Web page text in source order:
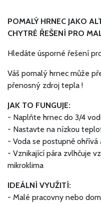
POMALÝ HRNEC JAKO
CHYTRÉ ŘEŠENÍ PRO
Hledáte úsporné řešení
Váš pomalý hrnec může
přenosný zdroj tepla !
JAK TO FUNGUJE:
- Naplňte hrnec do 3/4
- Nastavte na nízkou
- Voda se postupně
- Vznikající pára zvlhčuje
mikroklima
IDEÁLNÍ VYUŽITÍ:
- Malé pracovny nebo